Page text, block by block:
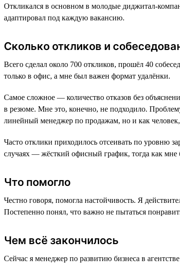
Откликался в основном в молодые диджитал-
адаптировал под каждую вакансию.
Сколько откликов и
Всего сделал около 700 откликов, прошёл 40
только в офис, а мне был важен формат удалёнки.
Самое сложное — количество отказов без
в резюме. Мне это, конечно, не подходило.
линейный менеджер по продажам, но и как
Часто отклики приходилось отсеивать по уровню
случаях — жёсткий офисный график, тогда как
Что помогло
Честно говоря, помогла настойчивость. Я
Постепенно понял, что важно не пытаться
Чем всё закончилось
Сейчас я менеджер по развитию бизнеса в